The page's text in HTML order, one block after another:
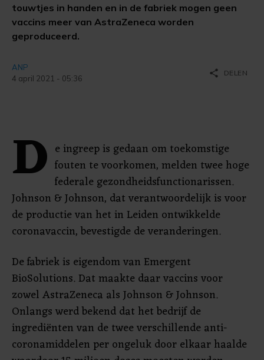
touwtjes in handen en in de fabriek mogen geen
vaccins meer van AstraZeneca worden
geproduceerd.
ANP
4 april 2021 - 05:36
share DELEN
D e ingreep is gedaan om toekomstige
fouten te voorkomen, melden twee hoge
federale gezondheidsfunctionarissen.
Johnson & Johnson, dat verantwoordelijk is voor
de productie van het in Leiden ontwikkelde
coronavaccin, bevestigde de veranderingen.
De fabriek is eigendom van Emergent
BioSolutions. Dat maakte daar vaccins voor
zowel AstraZeneca als Johnson & Johnson.
Onlangs werd bekend dat het bedrijf de
ingrediënten van de twee verschillende anti-
coronamiddelen per ongeluk door elkaar haalde